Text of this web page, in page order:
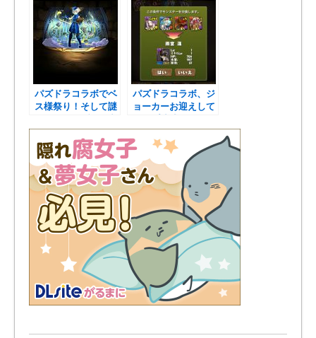
でした
たの凄い！
パズドラコラボでベ
ス様祭り！そして謎
入
パズドラコラボ、ジ
ョーカーお迎えして